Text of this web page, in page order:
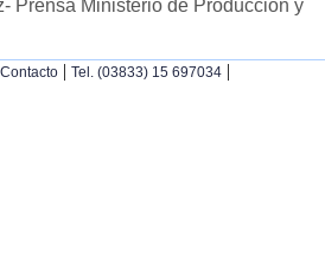
Prensa Ministerio de Producción y
Contacto | Tel. (03833) 15 697034 |